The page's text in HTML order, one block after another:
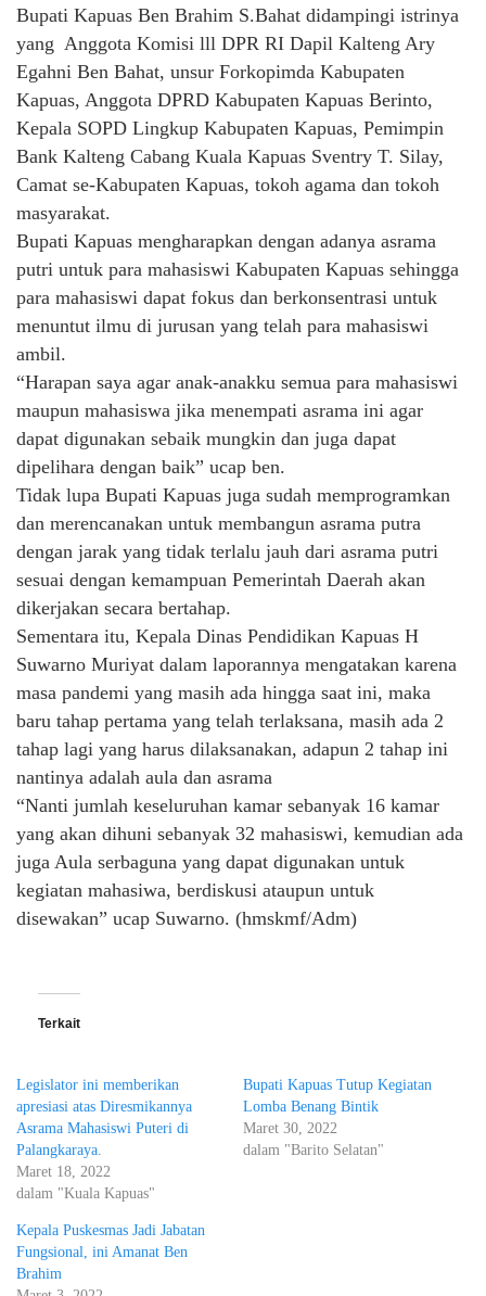
Bupati Kapuas Ben Brahim S.Bahat didampingi istrinya
yang Anggota Komisi lll DPR RI Dapil Kalteng Ary
Egahni Ben Bahat, unsur Forkopimda Kabupaten
Kapuas, Anggota DPRD Kabupaten Kapuas Berinto,
Kepala SOPD Lingkup Kabupaten Kapuas, Pemimpin
Bank Kalteng Cabang Kuala Kapuas Sventry T. Silay,
Camat se-Kabupaten Kapuas, tokoh agama dan tokoh
masyarakat.
Bupati Kapuas mengharapkan dengan adanya asrama
putri untuk para mahasiswi Kabupaten Kapuas sehingga
para mahasiswi dapat fokus dan berkonsentrasi untuk
menuntut ilmu di jurusan yang telah para mahasiswi
ambil.
“Harapan saya agar anak-anakku semua para mahasiswi
maupun mahasiswa jika menempati asrama ini agar
dapat digunakan sebaik mungkin dan juga dapat
dipelihara dengan baik” ucap ben.
Tidak lupa Bupati Kapuas juga sudah memprogramkan
dan merencanakan untuk membangun asrama putra
dengan jarak yang tidak terlalu jauh dari asrama putri
sesuai dengan kemampuan Pemerintah Daerah akan
dikerjakan secara bertahap.
Sementara itu, Kepala Dinas Pendidikan Kapuas H
Suwarno Muriyat dalam laporannya mengatakan karena
masa pandemi yang masih ada hingga saat ini, maka
baru tahap pertama yang telah terlaksana, masih ada 2
tahap lagi yang harus dilaksanakan, adapun 2 tahap ini
nantinya adalah aula dan asrama
“Nanti jumlah keseluruhan kamar sebanyak 16 kamar
yang akan dihuni sebanyak 32 mahasiswi, kemudian ada
juga Aula serbaguna yang dapat digunakan untuk
kegiatan mahasiwa, berdiskusi ataupun untuk
disewakan” ucap Suwarno. (hmskmf/Adm)
Terkait
Legislator ini memberikan
apresiasi atas Diresmikannya
Asrama Mahasiswi Puteri di
Palangkaraya.
Maret 18, 2022
dalam "Kuala Kapuas"
Bupati Kapuas Tutup Kegiatan
Lomba Benang Bintik
Maret 30, 2022
dalam "Barito Selatan"
Kepala Puskesmas Jadi Jabatan
Fungsional, ini Amanat Ben
Brahim